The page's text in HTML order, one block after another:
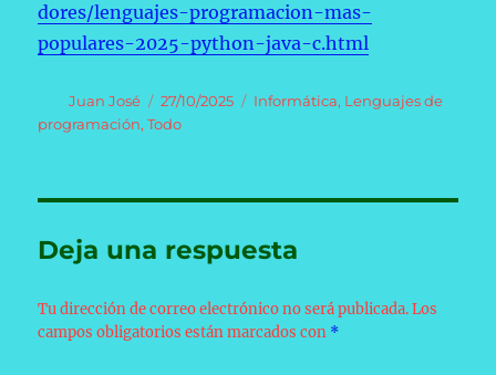
dores/lenguajes-programacion-mas-
populares-2025-python-java-c.html
Autor
Juan José
Publicado
el
27/10/2025 Categorías
Informática, Lenguajes de
programación,Todo
Deja una respuesta
Tu dirección de correo electrónico no será publicada. Los
campos obligatorios están marcados con *